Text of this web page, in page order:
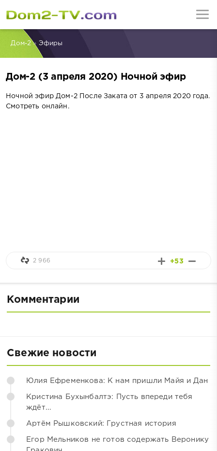
Дом-2» Эфиры
Дом-2 (3 апреля 2020) Ночной эфир
Ночной эфир Дом-2 После Заката от 3 апреля 2020 года.
Смотреть онлайн.
+53
2 966
Комментарии
Свежие новости
Юлия Ефременкова: К нам пришли Майя и Дан
Кристина Бухынбалтэ: Пусть впереди тебя
ждёт...
Артём Рышковский: Грустная история
Егор Мельников не готов содержать Веронику